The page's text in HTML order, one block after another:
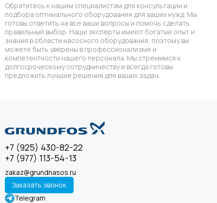
Обратитесь к нашим специалистам для консультации и
подбора оптимального оборудования для ваших нужд. Мы
готовы ответить на все ваши вопросы и помочь сделать
правильный выбор. Наши эксперты имеют богатый опыт и
знания в области насосного оборудования, поэтому вы
можете быть уверены в профессионализме и
компетентности нашего персонала. Мы стремимся к
долгосроческому сотрудничеству и всегда готовы
предложить лучшие решения для ваших задач.
+7 (925) 430-82-22
+7 (977) 113-54-13
zakaz@grundnasos.ru
Заказать звонок
Telegram